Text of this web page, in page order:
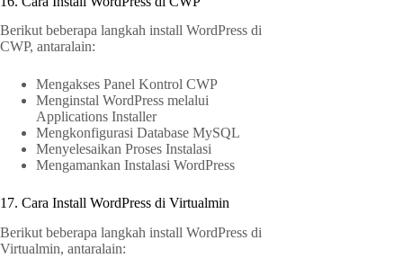
Berikut beberapa langkah install WordPress di
CWP, antaralain:
Mengakses Panel Kontrol CWP
Menginstal WordPress melalui
Applications Installer
Mengkonfigurasi Database MySQL
Menyelesaikan Proses Instalasi
Mengamankan Instalasi WordPress
17. Cara Install WordPress di Virtualmin
Berikut beberapa langkah install WordPress di
Virtualmin, antaralain: